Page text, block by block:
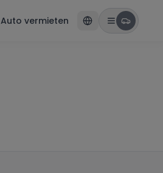
Auto vermieten